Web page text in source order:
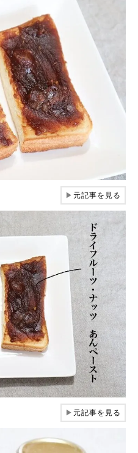
▶元記事を見る
▶元記事を見る